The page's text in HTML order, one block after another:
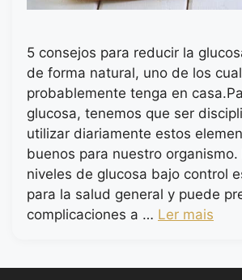
5 consejos para reducir la
de forma natural, uno de los
probablemente tenga en
glucosa, tenemos que ser
utilizar diariamente estos
buenos para nuestro
niveles de glucosa bajo control
para la salud general y puede
complicaciones a … Ler mais